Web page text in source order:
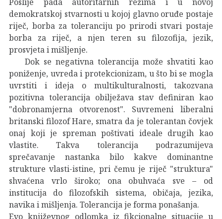
demokratskoj stvarnosti u kojoj glavno oruđe postaje
riječ, borba za toleranciju po prirodi stvari postaje
borba za riječ, a njen teren su filozofija, jezik,
prosvjeta i mišljenje.
Dok se negativna tolerancija može shvatiti kao
poniženje, uvreda i protekcionizam, u što bi se mogla
uvrstiti i ideja o multikulturalnosti, takozvana
pozitivna tolerancija obilježava stav definiran kao
"dobronamjerna otvorenost". Suvremeni liberalni
britanski filozof Hare, smatra da je tolerantan čovjek
onaj koji je spreman poštivati ideale drugih kao
vlastite. Takva tolerancija podrazumijeva
sprečavanje nastanka bilo kakve dominantne
strukture vlasti-istine, pri čemu je riječ "struktura"
shvaćena vrlo široko; ona obuhvaća sve – od
institucija do filozofskih sistema, običaja, jezika,
navika i mišljenja. Tolerancija je forma ponašanja.
Evo književnog odlomka iz fikcionalne situacije u